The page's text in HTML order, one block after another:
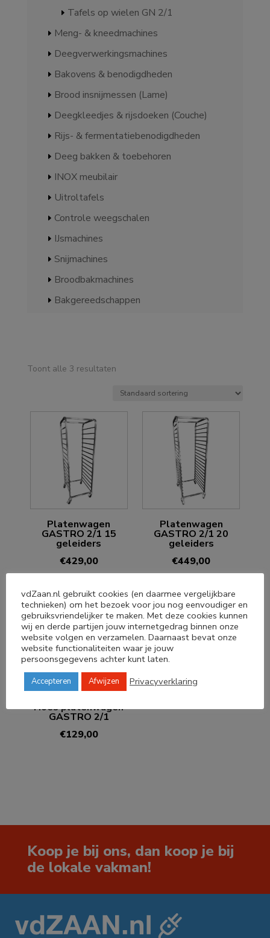
Tafels op wielen GN 2/1
Meng- & kneedmachines
Deegverwerkingsmachines
Bakovens & benodigdheden
Brood insnijmessen (Lame)
Deegkleedjes & rijsdoeken (Couche)
Rijs- & fermentatiebenodigdheden
Deeg bakken & toebehoren
INOX meubilair
Uitroltafels
Controle weegschalen
IJsmachines
Snijmachines
Broodbakmachines
Bakgereedschappen
Toont alle 3 resultaten
Platenwagen
GASTRO 2/1 15
geleiders
€429,00
Platenwagen
GASTRO 2/1 20
geleiders
€449,00
Hoes platenwagen
GASTRO 2/1
€129,00
Koop je bij ons, dan koop je bij
de lokale vakman!
vdZaan.nl gebruikt cookies (en daarmee vergelijkbare
technieken) om het bezoek voor jou nog eenvoudiger en
gebruiksvriendelijker te maken. Met deze cookies kunnen
wij en derde partijen jouw internetgedrag binnen onze
website volgen en verzamelen. Daarnaast bevat onze
website functionaliteiten waar je jouw
persoonsgegevens achter kunt laten.
Accepteren Afwijzen Privacyverklaring